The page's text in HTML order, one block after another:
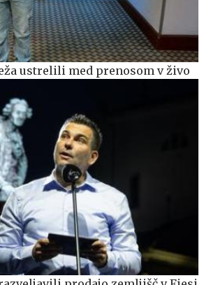
ustrelili med prenosom v živo